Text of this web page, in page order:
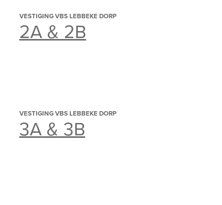
2A & 2B
VESTIGING VBS LEBBEKE DORP
3A & 3B
VESTIGING VBS LEBBEKE DORP